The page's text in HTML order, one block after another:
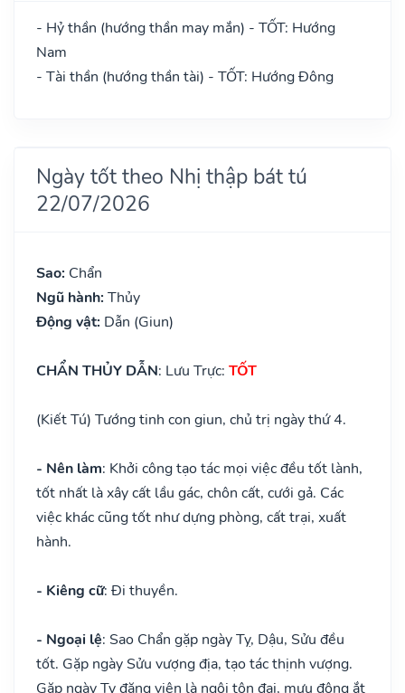
- Hỷ thần (hướng thần may mắn) - TỐT: Hướng
Nam
- Tài thần (hướng thần tài) - TỐT: Hướng Đông
Ngày tốt theo Nhị thập bát tú
22/07/2026
Sao: Chẩn
Ngũ hành: Thủy
Động vật: Dẫn (Giun)
CHẨN THỦY DẪN: Lưu Trực: TỐT
(Kiết Tú) Tướng tinh con giun, chủ trị ngày thứ 4.
- Nên làm: Khởi công tạo tác mọi việc đều tốt lành,
tốt nhất là xây cất lầu gác, chôn cất, cưới gả. Các
việc khác cũng tốt như dựng phòng, cất trại, xuất
hành.
- Kiêng cữ: Đi thuyền.
- Ngoại lệ: Sao Chẩn gặp ngày Tỵ, Dậu, Sửu đều
tốt. Gặp ngày Sửu vượng địa, tạo tác thịnh vượng.
Gặp ngày Tỵ đăng viên là ngôi tôn đại, mưu động ắt